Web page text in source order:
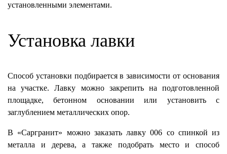
установленными элементами.
Установка лавки
Способ установки подбирается в зависимости от основания
на участке. Лавку можно закрепить на подготовленной
площадке, бетонном основании или установить с
заглублением металлических опор.
В «Саргранит» можно заказать лавку 006 со спинкой из
металла и дерева, а также подобрать место и способ